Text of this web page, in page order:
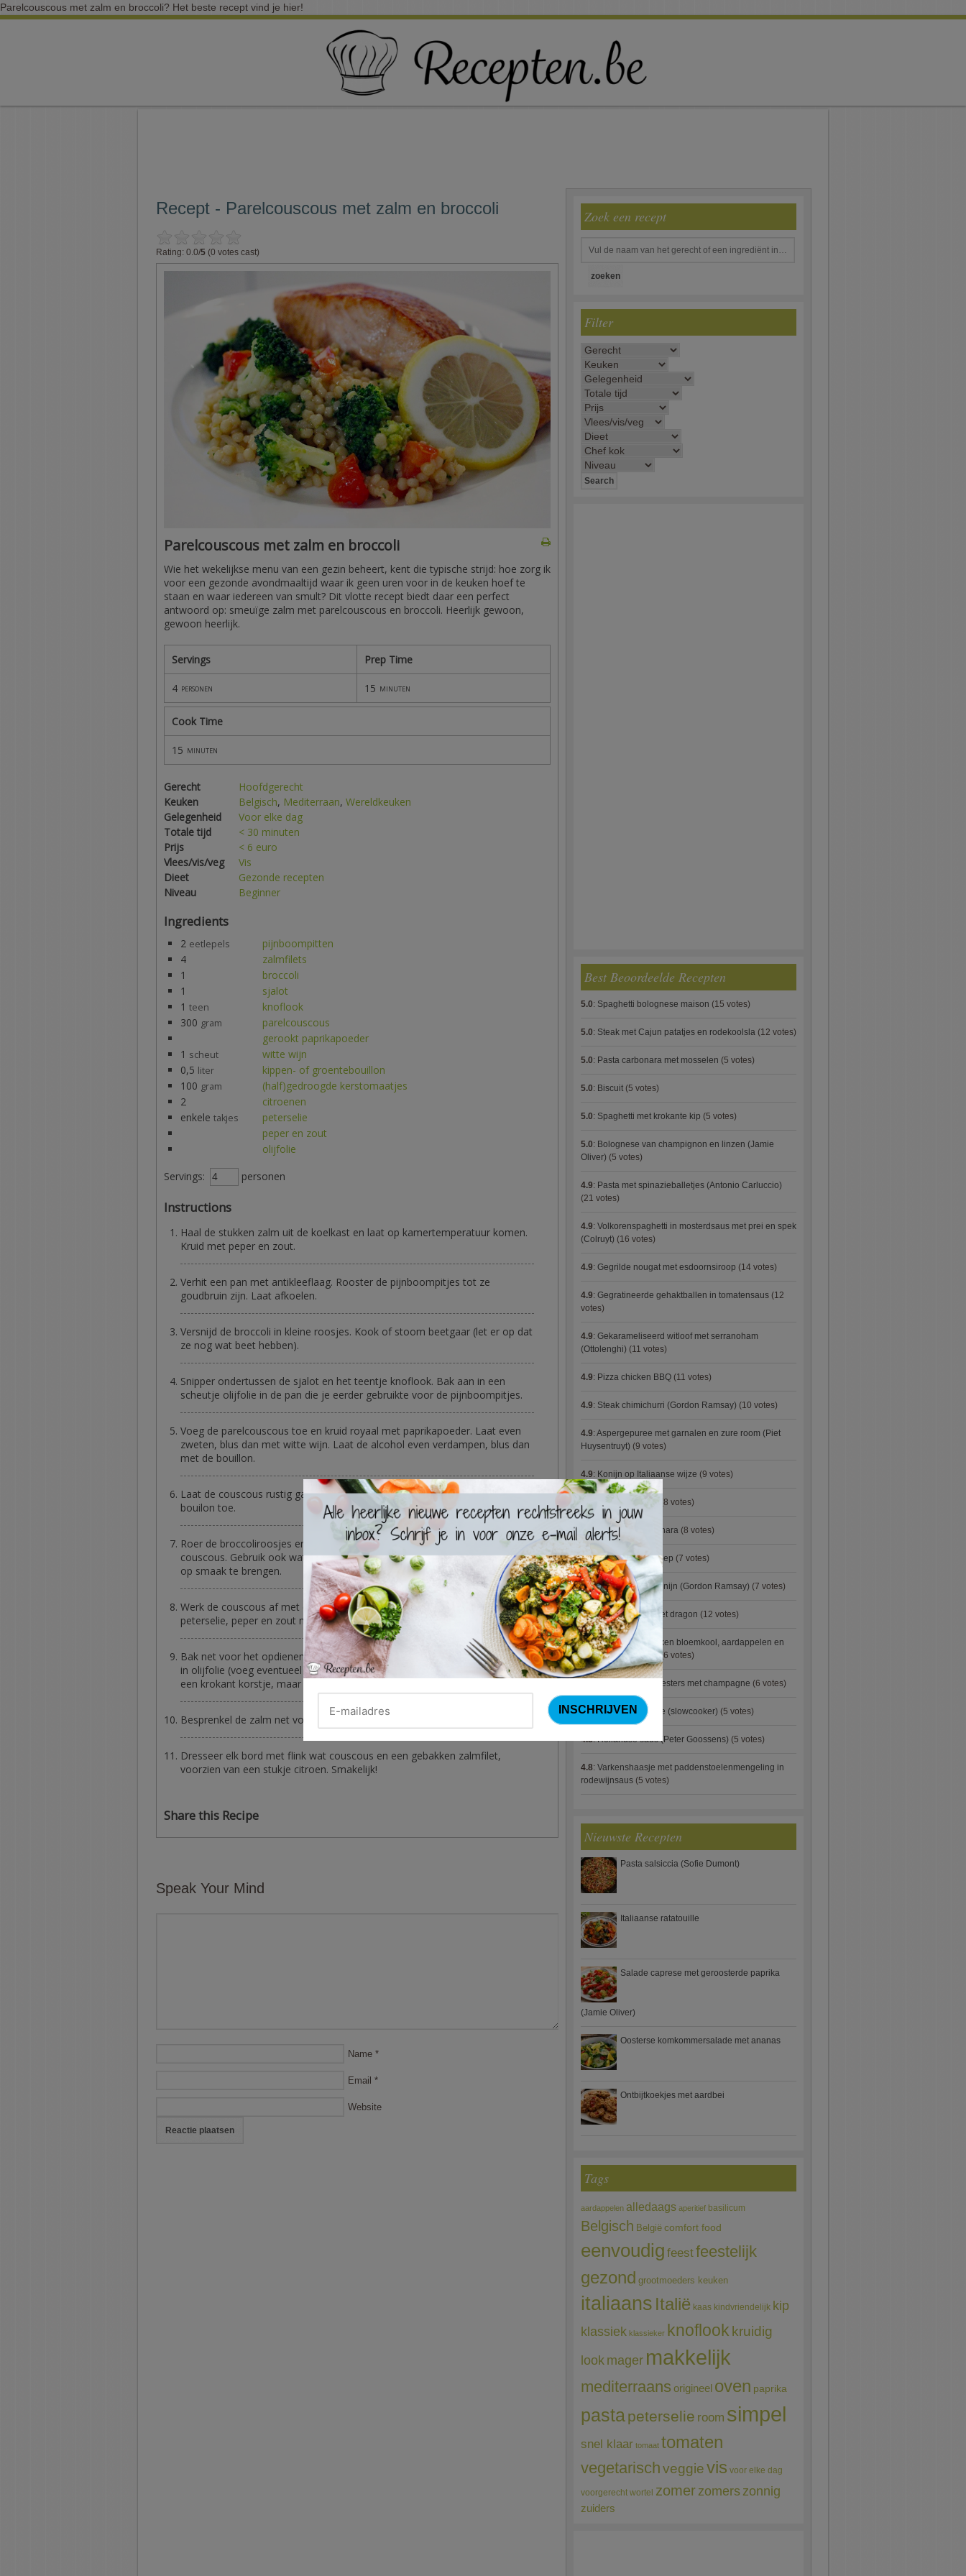
Parelcouscous met zalm en broccoli? Het beste recept vind je hier!
Recept - Parelcouscous met zalm en broccoli
Rating: 0.0/5 (0 votes cast)
Parelcouscous met zalm en broccoli
Wie het wekelijkse menu van een gezin beheert, kent die typische strijd: hoe zorg ik
voor een gezonde avondmaaltijd waar ik geen uren voor in de keuken hoef te
staan en waar iedereen van smult? Dit vlotte recept biedt daar een perfect
antwoord op: smeuïge zalm met parelcouscous en broccoli. Heerlijk gewoon,
gewoon heerlijk.
Servings Prep Time
4 personen 15 minuten
Cook Time
15 minuten
Gerecht
Hoofdgerecht
Keuken
Belgisch, Mediterraan, Wereldkeuken
Gelegenheid
Voor elke dag
Totale tijd
< 30 minuten
Prijs
< 6 euro
Vlees/vis/veg
Vis
Dieet
Gezonde recepten
Niveau
Beginner
Ingredients
2 eetlepels
pijnboompitten
4
zalmfilets
1
broccoli
1
sjalot
1 teen
knoflook
300 gram
parelcouscous
gerookt paprikapoeder
1 scheut
witte wijn
0,5 liter
kippen- of groentebouillon
100 gram
(half)gedroogde kerstomaatjes
2
citroenen
enkele takjes
peterselie
peper en zout
olijfolie
Servings:
personen
Instructions
Haal de stukken zalm uit de koelkast en laat op kamertemperatuur komen.
Kruid met peper en zout.
Verhit een pan met antikleeflaag. Rooster de pijnboompitjes tot ze
goudbruin zijn. Laat afkoelen.
Versnijd de broccoli in kleine roosjes. Kook of stoom beetgaar (let er op dat
ze nog wat beet hebben).
Snipper ondertussen de sjalot en het teentje knoflook. Bak aan in een
scheutje olijfolie in de pan die je eerder gebruikte voor de pijnboompitjes.
Voeg de parelcouscous toe en kruid royaal met paprikapoeder. Laat even
zweten, blus dan met witte wijn. Laat de alcohol even verdampen, blus dan
met de bouillon.
Laat de couscous rustig garen. Roer regelmatig. Voeg indien nodig meer
bouilon toe.
Roer de broccoliroosjes en halfgedroogde kerstomaatjes door de
couscous. Gebruik ook wat olie om de couscous losser te maken en extra
op smaak te brengen.
Werk de couscous af met de geroosterde pijnboompitjes, wat gesnipperde
peterselie, peper en zout naar smaak. Houd warm.
Bak net voor het opdienen de zalmfilets langs elke kant enkele minuten aan
in olijfolie (voeg eventueel wat boter toe tegen het spetten). Geef de zalm
een krokant korstje, maar let er op dat de binnenkant smeuïg blijft.
Besprenkel de zalm net voor het serveren met nog wat vers citroensap.
Dresseer elk bord met flink wat couscous en een gebakken zalmfilet,
voorzien van een stukje citroen. Smakelijk!
Share this Recipe
Speak Your Mind
Name *
Email *
Website
Zoek een recept
Filter
Best Beoordeelde Recepten
5.0: Spaghetti bolognese maison (15 votes)
5.0: Steak met Cajun patatjes en rodekoolsla (12 votes)
5.0: Pasta carbonara met mosselen (5 votes)
5.0: Biscuit (5 votes)
5.0: Spaghetti met krokante kip (5 votes)
5.0: Bolognese van champignon en linzen (Jamie
Oliver) (5 votes)
4.9: Pasta met spinazieballetjes (Antonio Carluccio)
(21 votes)
4.9: Volkorenspaghetti in mosterdsaus met prei en spek
(Colruyt) (16 votes)
4.9: Gegrilde nougat met esdoornsiroop (14 votes)
4.9: Gegratineerde gehaktballen in tomatensaus (12
votes)
4.9: Gekarameliseerd witloof met serranoham
(Ottolenghi) (11 votes)
4.9: Pizza chicken BBQ (11 votes)
4.9: Steak chimichurri (Gordon Ramsay) (10 votes)
4.9: Aspergepuree met garnalen en zure room (Piet
Huysentruyt) (9 votes)
4.9: Konijn op Italiaanse wijze (9 votes)
(8 votes)
4.9:Courgette carbonara (8 votes)
4.9:Aziatische preisoep (7 votes)
4.9:Fricassee van konijn (Gordon Ramsay) (7 votes)
4.8:Gestoofde kip met dragon (12 votes)
4.8:Zalm met gebakken bloemkool, aardappelen en
spek (Jeroen Meus)(6 votes)
Gegratineerde oesters met champagne (6 votes)
4.8:Linzenbolognese (slowcooker) (5 votes)
4.8:Hollandse saus (Peter Goossens) (5 votes)
4.8: Varkenshaasje met paddenstoelenmengeling in
rodewijnsaus (5 votes)
Nieuwste Recepten
Pasta salsiccia (Sofie Dumont)
Italiaanse ratatouille
Salade caprese met geroosterde paprika
(Jamie Oliver)
Oosterse komkommersalade met ananas
Ontbijtkoekjes met aardbei
Tags
aardappelen alledaags aperitief basilicum
Belgisch België comfort food
eenvoudig feestfeestelijk
gezond grootmoeders keuken
italiaans Italië kaas kindvriendelijk kip
klassiek klassieker knoflook kruidig
look mager makkelijk
mediterraans origineel oven paprika
pastapeterselie room simpel
snel klaar tomaat tomaten
vegetarischveggievis voor elke dag
voorgerecht wortel zomerzomerszonnig
zuiders
×